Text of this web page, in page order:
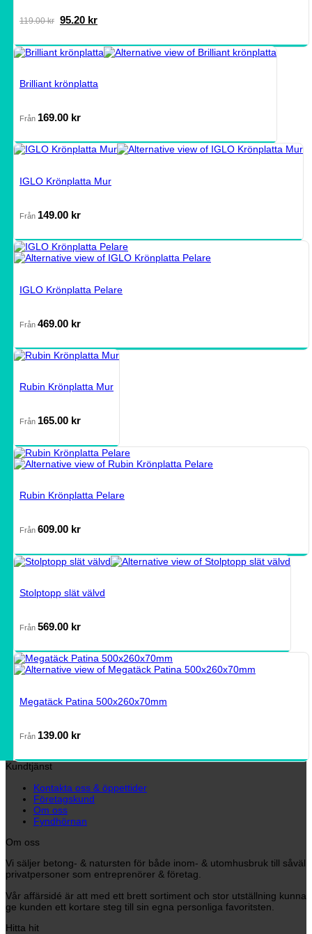
119.00kr Det
var:
95.20 krDet
är:
Brilliant krönplatta
Från 169.00 kr
IGLO Krönplatta Mur
Från 149.00 kr
IGLO Krönplatta Pelare
Från 469.00 kr
Rubin Krönplatta Mur
Från 165.00 kr
Rubin Krönplatta Pelare
Från 609.00 kr
Stolptopp slät välvd
Från 569.00 kr
Megatäck Patina 500x260x70mm
Från 139.00 kr
Kundtjänst
Kontakta oss & öppettider
Företagskund
Om oss
Fyndhörnan
Om oss
Vi säljer betong- & natursten för både inom- & utomhusbruk till såväl
privatpersoner som entreprenörer & företag.
Vår affärsidé är att med ett brett sortiment och stor utställning kunna
ge kunden ett kortare steg till sin egna personliga favoritsten.
Hitta hit